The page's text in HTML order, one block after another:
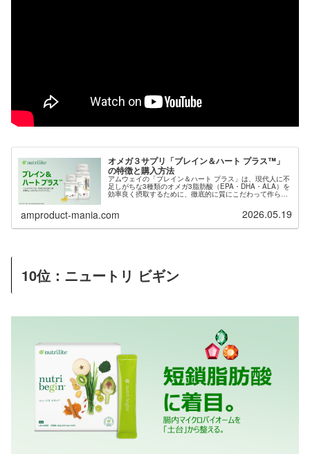
オメガ３サプリ「ブレイン＆ハート プラス™」
の特徴と購入方法
アムウェイの「ブレイン＆ハート プラス」は、現代人に不
足しがちな3種類のオメガ3脂肪酸（EPA・DHA・ALA）を
効率良く摂取するために、徹底的に質にこだわって作られ
amproduct-mania.com 2026.05.19
10位：ニュートリ ビギン